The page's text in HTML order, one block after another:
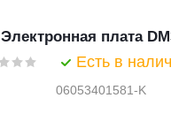
Электронная плата
Есть в
06053401581-K